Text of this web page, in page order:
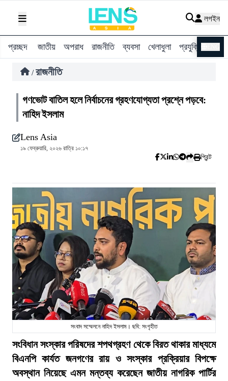
লগইন
প্রচ্ছদ জাতীয় অপরাধ রাজনীতি ব্যবসা খেলাধুলা প্রযুক্তি
/ রাজনীতি
গণভোট বাতিল হলে নির্বাচনের গ্রহণযোগ্যতা প্রশ্নে পড়বে:
নাহিদ ইসলাম
Lens Asia
১৯ ফেব্রুয়ারি, ২০২৬ রাত্রি ১০:১৭
প্রিন্ট
সংবাদ সম্মেলনে নাহিদ ইসলাম। ছবি: সংগৃহীত
সংবিধান সংস্কার পরিষদের শপথগ্রহণ থেকে বিরত থাকার মাধ্যমে
বিএনপি কার্যত জনগণের রায় ও সংস্কার প্রক্রিয়ার বিপক্ষে
অবস্থান নিয়েছে এমন মন্তব্য করেছেন জাতীয় নাগরিক পার্টির